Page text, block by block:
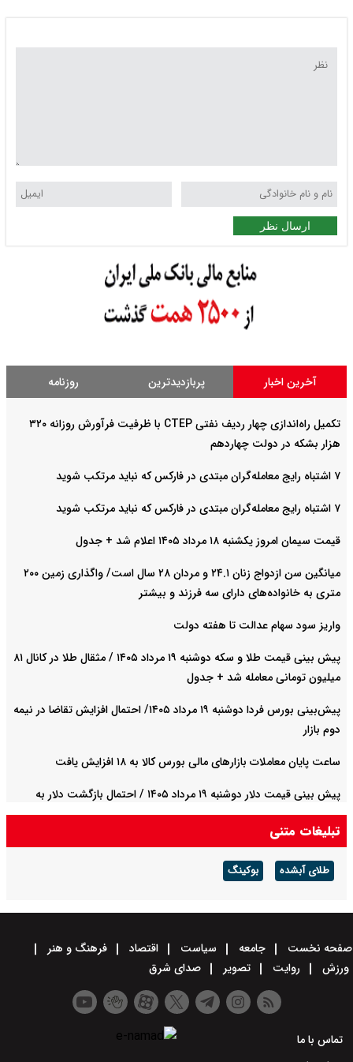
ارسال نظر
آخرین اخبار پربازدیدترین روزنامه
تکمیل راه‌اندازی چهار ردیف نفتی CTEP با ظرفیت فرآورش روزانه ۳۲۰
هزار بشکه در دولت چهاردهم
۷ اشتباه رایج معامله‌گران مبتدی در فارکس که نباید مرتکب شوید
۷ اشتباه رایج معامله‌گران مبتدی در فارکس که نباید مرتکب شوید
قیمت سیمان امروز یکشنبه ۱۸ مرداد ۱۴۰۵ اعلام شد + جدول
میانگین سن ازدواج زنان ۲۴.۱ و مردان ۲۸ سال است/ واگذاری زمین ۲۰۰
متری به خانواده‌های دارای سه فرزند و بیشتر
واریز سود سهام عدالت تا هفته دولت
پیش‌ بینی قیمت طلا و سکه دوشنبه ۱۹ مرداد ۱۴۰۵ / مثقال طلا در کانال ۸۱
میلیون تومانی معامله شد + جدول
پیش‌بینی بورس فردا دوشنبه ۱۹ مرداد ۱۴۰۵/ احتمال افزایش تقاضا در نیمه
دوم بازار
ساعت پایان معاملات بازارهای مالی بورس کالا به ۱۸ افزایش یافت
پیش‌ بینی قیمت دلار دوشنبه ۱۹ مرداد ۱۴۰۵ / احتمال بازگشت دلار به
کانال ۱۸۷ هزار تومان
تبلیغات متنی
طلای آبشده بوکینگ
صفحه نخست جامعه سیاست اقتصاد
فرهنگ و هنر
ورزش
روایت تصویر صدای شرق
تماس با ما